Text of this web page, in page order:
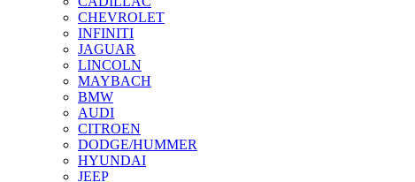
CHEVROLET
INFINITI
JAGUAR
LINCOLN
MAYBACH
BMW
AUDI
CITROEN
DODGE/HUMMER
HYUNDAI
JEEP